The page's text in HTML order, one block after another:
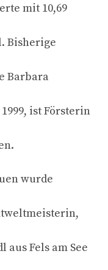
mit 10,69
Bisherige
Barbara
ist Försterin
wurde
Fels am See